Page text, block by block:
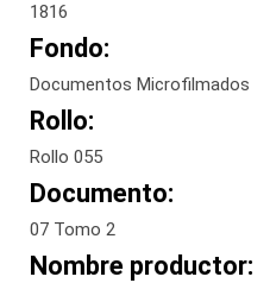
1816
Fondo:
Documentos Microfilmados
Rollo:
Rollo 055
Documento:
07 Tomo 2
Nombre productor: